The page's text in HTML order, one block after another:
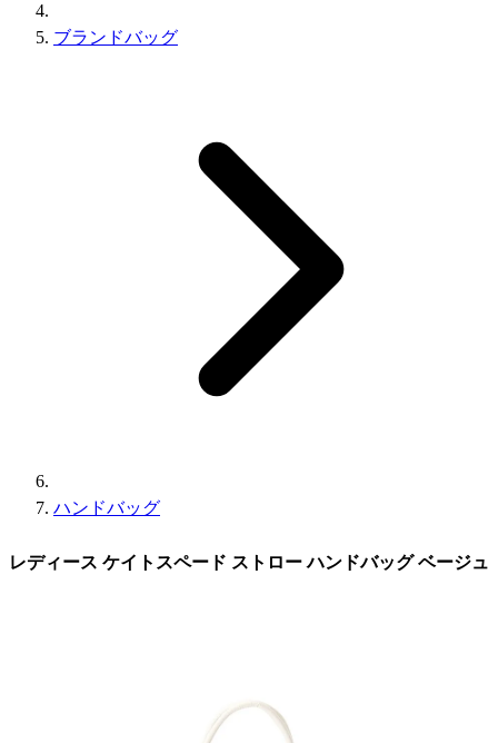
ブランドバッグ
ハンドバッグ
レディース ケイトスペード ストロー ハンドバッグ ベージュ